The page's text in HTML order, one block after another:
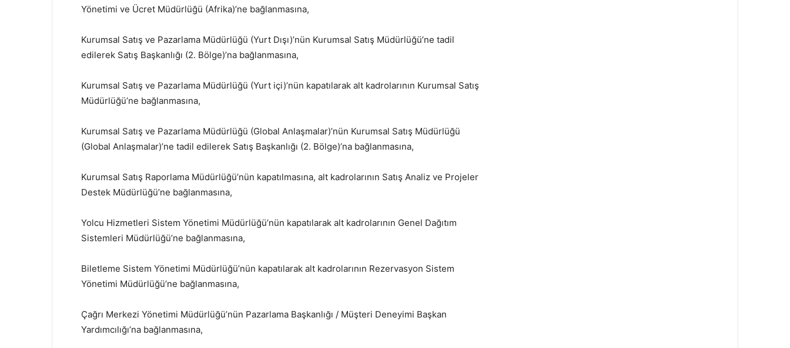
Yönetimi ve Ücret Müdürlüğü (Afrika)’ne bağlanmasına,
Kurumsal Satış ve Pazarlama Müdürlüğü (Yurt Dışı)’nün Kurumsal Satış Müdürlüğü’ne tadil
edilerek Satış Başkanlığı (2. Bölge)’na bağlanmasına,
Kurumsal Satış ve Pazarlama Müdürlüğü (Yurt içi)’nün kapatılarak alt kadrolarının Kurumsal Satış
Müdürlüğü’ne bağlanmasına,
Kurumsal Satış ve Pazarlama Müdürlüğü (Global Anlaşmalar)’nün Kurumsal Satış Müdürlüğü
(Global Anlaşmalar)’ne tadil edilerek Satış Başkanlığı (2. Bölge)’na bağlanmasına,
Kurumsal Satış Raporlama Müdürlüğü’nün kapatılmasına, alt kadrolarının Satış Analiz ve Projeler
Destek Müdürlüğü’ne bağlanmasına,
Yolcu Hizmetleri Sistem Yönetimi Müdürlüğü’nün kapatılarak alt kadrolarının Genel Dağıtım
Sistemleri Müdürlüğü’ne bağlanmasına,
Biletleme Sistem Yönetimi Müdürlüğü’nün kapatılarak alt kadrolarının Rezervasyon Sistem
Yönetimi Müdürlüğü’ne bağlanmasına,
Çağrı Merkezi Yönetimi Müdürlüğü’nün Pazarlama Başkanlığı / Müşteri Deneyimi Başkan
Yardımcılığı’na bağlanmasına,